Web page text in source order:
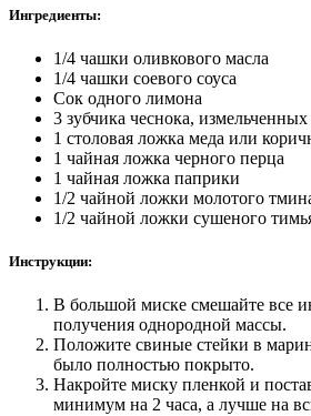
Ингредиенты:
1/4 чашки оливкового масла
1/4 чашки соевого соуса
Сок одного лимона
3 зубчика чеснока, измельченных
1 столовая ложка меда или
1 чайная ложка черного перца
1 чайная ложка паприки
1/2 чайной ложки молотого
1/2 чайной ложки сушеного
Инструкции:
В большой миске смешайте все
получения однородной массы.
Положите свиные стейки в
было полностью покрыто.
Накройте миску пленкой и
минимум на 2 часа, а лучше на